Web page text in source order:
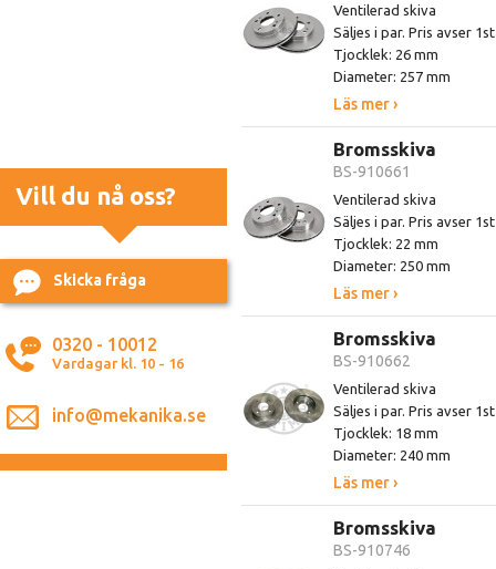
Vill du nå oss?
Skicka fråga
0320 - 10012
Vardagar kl. 10 - 16
info@mekanika.se
Ventilerad skiva
Säljes i par. Pris avser
Tjocklek: 26 mm
Diameter: 257 mm
Läs mer ›
Bromsskiva
BS-910661
Ventilerad skiva
Säljes i par. Pris avser
Tjocklek: 22 mm
Diameter: 250 mm
Läs mer ›
Bromsskiva
BS-910662
Ventilerad skiva
Säljes i par. Pris avser
Tjocklek: 18 mm
Diameter: 240 mm
Läs mer ›
Bromsskiva
BS-910746